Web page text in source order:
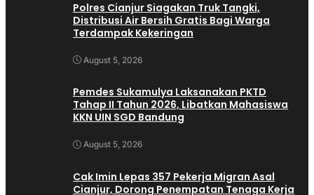
Polres Cianjur Siagakan Truk Tangki,
Distribusi Air Bersih Gratis Bagi Warga
Terdampak Kekeringan
August 5, 2026
Pemdes Sukamulya Laksanakan PKTD
Tahap II Tahun 2026, Libatkan Mahasiswa
KKN UIN SGD Bandung
August 5, 2026
Cak Imin Lepas 357 Pekerja Migran Asal
Cianjur, Dorong Penempatan Tenaga Kerja